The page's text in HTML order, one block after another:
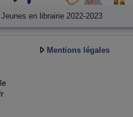
Jeunes en librairie 2022-2023
Mentions légales